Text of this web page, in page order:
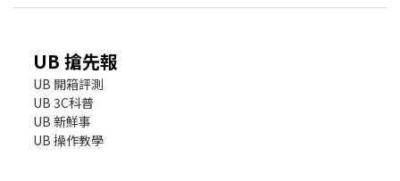
UB 搶先報
UB 開箱評測
UB 3C科普
UB 新鮮事
UB 操作教學